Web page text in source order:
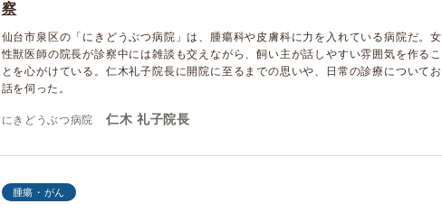
察
仙台市泉区の「にきどうぶつ病院」は、腫瘍科や皮膚科に力を入れている病院だ。女
性獣医師の院長が診察中には雑談も交えながら、飼い主が話しやすい雰囲気を作るこ
とを心がけている。仁木礼子院長に開院に至るまでの思いや、日常の診療についてお
話を伺った。
にきどうぶつ病院 仁木 礼子院長
腫瘍・がん